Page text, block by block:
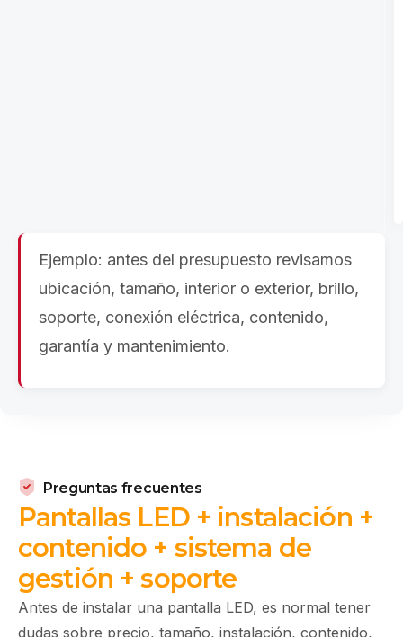
Ejemplo: antes del presupuesto revisamos
ubicación, tamaño, interior o exterior, brillo,
soporte, conexión eléctrica, contenido,
garantía y mantenimiento.
Preguntas frecuentes
Pantallas LED + instalación +
contenido + sistema de
gestión + soporte
Antes de instalar una pantalla LED, es normal tener
dudas sobre precio, tamaño, instalación, contenido,